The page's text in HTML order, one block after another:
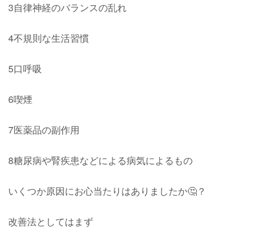
3自律神経のバランスの乱れ
4不規則な生活習慣
5口呼吸
6喫煙
7医薬品の副作用
8糖尿病や腎疾患などによる病気によるもの
いくつか原因にお心当たりはありましたか🤔？
改善法としてはまず